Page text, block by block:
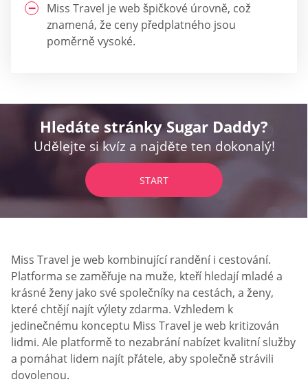
Miss Travel je web špičkové úrovně, což
znamená, že ceny předplatného jsou
poměrně vysoké.
Hledáte stránky Sugar Daddy?
Udělejte si kvíz a najděte ten dokonalý!
START
Miss Travel je web kombinující randění i cestování.
Platforma se zaměřuje na muže, kteří hledají mladé a
krásné ženy jako své společníky na cestách, a ženy,
které chtějí najít výlety zdarma. Vzhledem k
jedinečnému konceptu Miss Travel je web kritizován
lidmi. Ale platformě to nezabrání nabízet kvalitní služby
a pomáhat lidem najít přátele, aby společně strávili
dovolenou.